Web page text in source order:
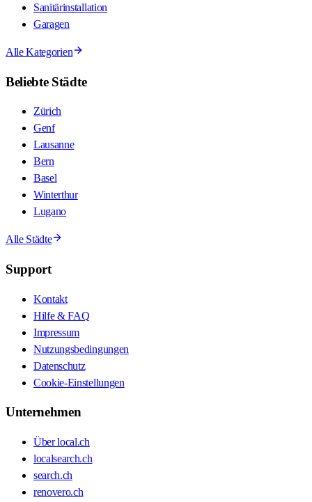
Sanitärinstallation
Garagen
Alle Kategorien
Beliebte Städte
Zürich
Genf
Lausanne
Bern
Basel
Winterthur
Lugano
Alle Städte
Support
Kontakt
Hilfe & FAQ
Impressum
Nutzungsbedingungen
Datenschutz
Cookie-Einstellungen
Unternehmen
Über local.ch
localsearch.ch
search.ch
renovero.ch